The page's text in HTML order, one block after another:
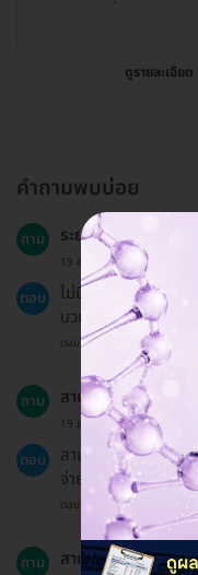
ดูรายละเอียด
คำถามพบบ่อย
ถาม ระยะเวลาฟื้นตัวหลัง
19 ธ.ค. 2024
ตอบ
ไม่มีระยะเวลาฟื้นตัว
บวนการที่ไม่รบกวนร่
ตอบโดยทีมงาน HD
ถาม สามารถแบ่งจ่ายด้วย
19 ธ.ค. 2024
ตอบ
สามารถแบ่งจ่ายได้
จ่าย.
ตอบโดยทีมงาน HD
ถาม สามารถเลื่อนนัดสำ